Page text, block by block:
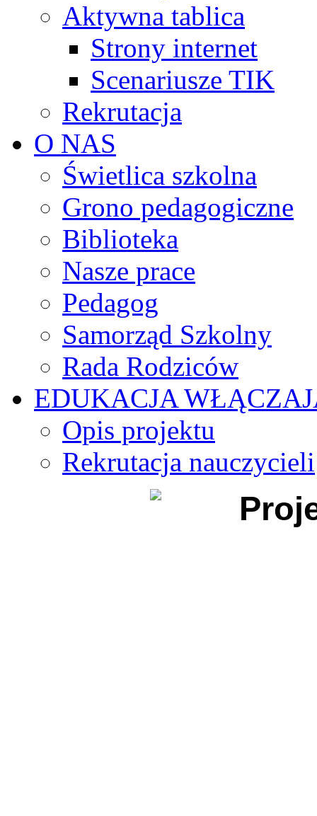
Aktywna tablica
Strony internet
Scenariusze TIK
Rekrutacja
O NAS
Świetlica szkolna
Grono pedagogiczne
Biblioteka
Nasze prace
Pedagog
Samorząd Szkolny
Rada Rodziców
EDUKACJA
Opis projektu
Rekrutacja nauczycieli